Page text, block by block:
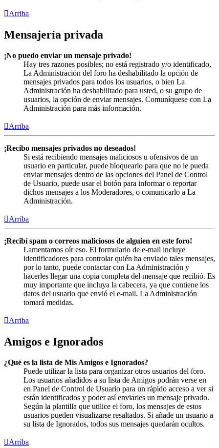
Arriba
Mensajería privada
¡No puedo enviar un mensaje privado!
Hay tres razones posibles; no está registrado y/o identificado,
La Administración del foro ha deshabilitado la opción de
mensajes privados para todos los usuarios, o bien La
Administración ha deshabilitado para usted, o su grupo de
usuarios, la opción de enviar mensajes. Comuníquese con La
Administración para más información.
Arriba
¡Recibo mensajes privados no deseados!
Si está recibiendo mensajes maliciosos u ofensivos de un
usuario en particular, puede bloquearlo para que no le pueda
enviar mensajes dentro de las opciones del Panel de Control
de Usuario, puede usar el botón para informar o reportar
dichos mensajes a los Moderadores, o comunicarlo a La
Administración.
Arriba
¡Recibí spam o correos maliciosos de alguien en este foro!
Lamentamos oír eso. El formulario de e-mail incluye
identificadores para controlar quién ha enviado tales mensajes,
por lo tanto, puede contactar con La Administración y
hacerles llegar una copia completa del mensaje que recibió. Es
muy importante que incluya la cabecera, ya que contiene los
datos del usuario que envió el e-mail. La Administración
tomará medidas.
Arriba
Amigos e Ignorados
¿Qué es la lista de Mis Amigos e Ignorados?
Puede utilizar la lista para organizar otros usuarios del foro.
Los usuarios añadidos a su lista de Amigos podrán verse en
en Panel de Control de Usuario para un rápido acceso a ver si
están identificados y poder así enviarles un mensaje privado.
Según la plantilla que utilice el foro, los mensajes de estos
usuarios pueden visualizarse resaltados. Si añade un usuario a
su lista de Ignorados, todos sus mensajes quedarán ocultos.
Arriba